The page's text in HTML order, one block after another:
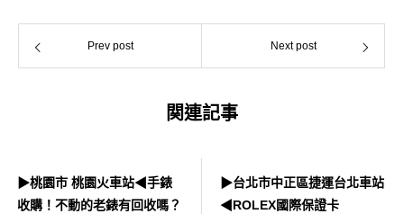
Prev post Next post
関連記事
▶桃園市 桃園火車站◀手錶
收購！不動的老錶有回收嗎？
▶台北市中正區捷運台北車站
◀ROLEX國際保證卡